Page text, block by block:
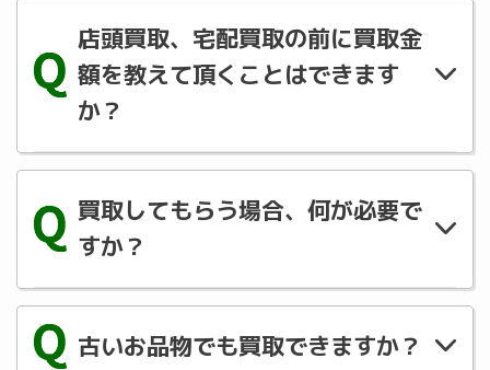
の上ご相談ください。
店頭買取、宅配買取の前に買取金
額を教えて頂くことはできます
か？
商品状態・メーカー・シリーズ等事前にご査
定の上買取させて頂きます。LINE にて査定
のご予約をお願いします。
買取してもらう場合、何が必要で
すか？
お買取の際にご記入頂く書類に身分証明書の
控えと買取代金の振込先の口座が必要になり
ます。
古いお品物でも買取できますか？